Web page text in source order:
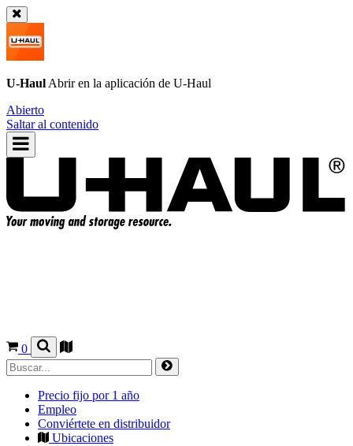
U-Haul Abrir en la aplicación de U-Haul
Abierto
Saltar al contenido
0
Precio fijo por 1 año
Empleo
Conviértete en distribuidor
Ubicaciones